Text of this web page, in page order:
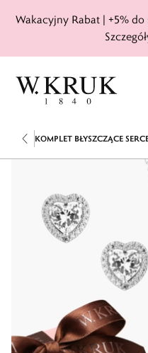
Wakacyjny Rabat | +5%
KOMPLET BŁYSZCZĄCE